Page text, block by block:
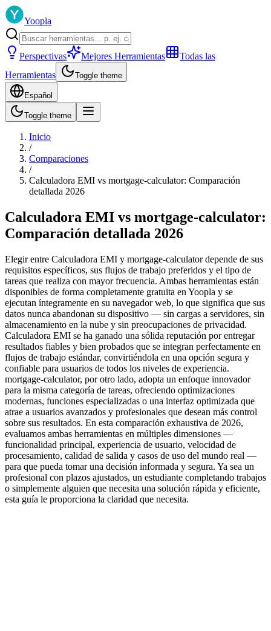
Yoopla
Perspectivas Mejores Herramientas
Todas las
Herramientas
Toggle theme
Español
Toggle theme
Inicio
/
Comparaciones
/
Calculadora EMI vs mortgage-calculator: Comparación
detallada 2026
Calculadora EMI vs mortgage-calculator:
Comparación detallada 2026
Elegir entre Calculadora EMI y mortgage-calculator depende de sus
requisitos específicos, sus flujos de trabajo preferidos y el tipo de
tareas que realiza con mayor frecuencia. Ambas herramientas están
disponibles de forma completamente gratuita en Yoopla y se
ejecutan íntegramente en su navegador web, lo que significa que sus
datos nunca abandonan su dispositivo — sin cargas a servidores, sin
almacenamiento en la nube y sin preocupaciones de privacidad.
Calculadora EMI se ha ganado una sólida reputación por entregar
resultados fiables y bien probados que se integran perfectamente en
flujos de trabajo estándar, convirtiéndola en una opción segura y
confiable para usuarios de todos los niveles de experiencia.
mortgage-calculator, por otro lado, adopta un enfoque innovador
para la misma categoría de tareas, ofreciendo optimizaciones
modernas, funciones especializadas o una interfaz optimizada que
atrae a usuarios avanzados y profesionales que desean más control
sobre sus resultados. En esta comparación exhaustiva de 2026,
evaluamos ambas herramientas en múltiples dimensiones —
funcionalidad principal, experiencia de usuario, velocidad de
procesamiento, calidad de salida y casos de uso del mundo real —
para que pueda tomar una decisión informada y segura. Ya sea un
profesional con plazos ajustados, un estudiante completando trabajos
o simplemente alguien que necesita una solución rápida y eficiente,
esta guía le proporciona la claridad que necesita.